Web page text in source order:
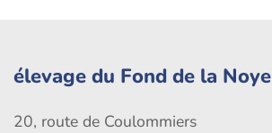
élevage du Fond de la Noye
20, route de Coulommiers